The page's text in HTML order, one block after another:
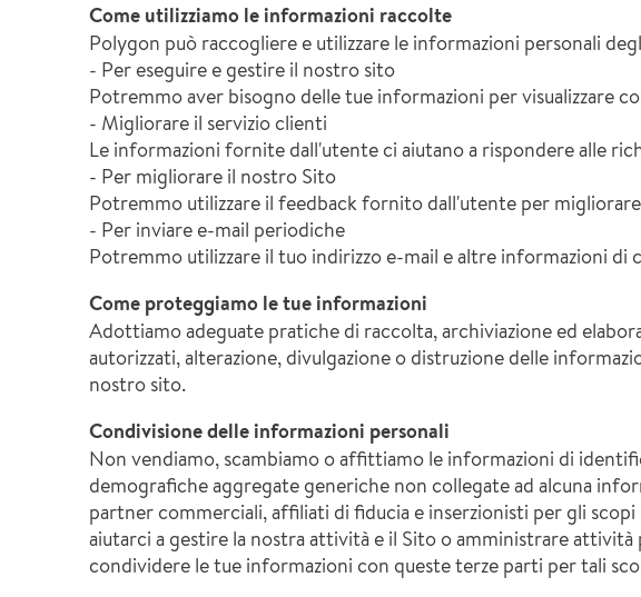
Come utilizziamo le informazioni raccolte
Polygon può raccogliere e utilizzare le informazioni personali
- Per eseguire e gestire il nostro sito
Potremmo aver bisogno delle tue informazioni per visualizzare
- Migliorare il servizio clienti
Le informazioni fornite dall'utente ci aiutano a rispondere alle
- Per migliorare il nostro Sito
Potremmo utilizzare il feedback fornito dall'utente per
- Per inviare e-mail periodiche
Potremmo utilizzare il tuo indirizzo e-mail e altre informazioni
Come proteggiamo le tue informazioni
Adottiamo adeguate pratiche di raccolta, archiviazione ed
autorizzati, alterazione, divulgazione o distruzione delle
nostro sito.
Condivisione delle informazioni personali
Non vendiamo, scambiamo o affittiamo le informazioni di
demografiche aggregate generiche non collegate ad alcuna
partner commerciali, affiliati di fiducia e inserzionisti per gli
aiutarci a gestire la nostra attività e il Sito o amministrare
condividere le tue informazioni con queste terze parti per tali